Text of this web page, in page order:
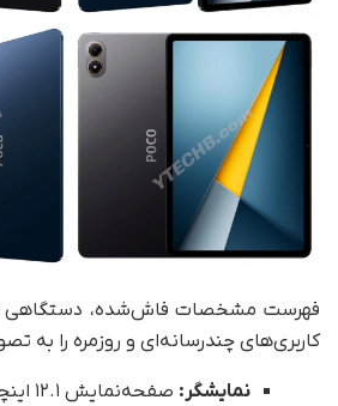
فهرست مشخصات فاش‌شده، دستگاهی
کاربری‌های چندرسانه‌ای و روزمره را به
نمایشگر: